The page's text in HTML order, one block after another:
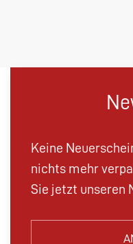
Keine
nichts mehr
Sie jetzt unseren